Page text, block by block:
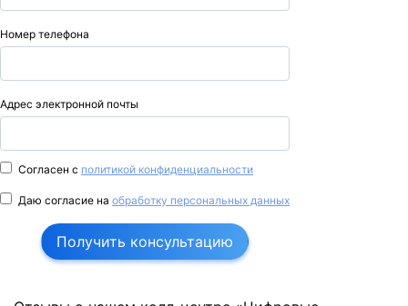
Номер телефона
Адрес электронной почты
Согласен с политикой конфиденциальности
Даю согласие на обработку персональных данных
Получить консультацию